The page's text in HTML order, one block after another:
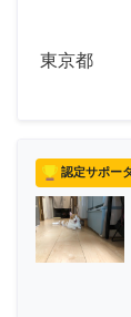
東京都
認定サポー